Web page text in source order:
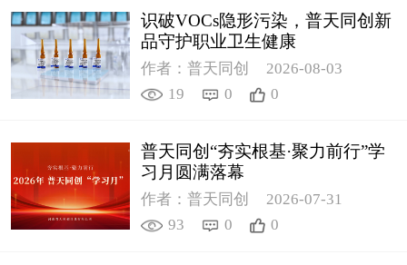
识破VOCs隐形污染，普天同创新
品守护职业卫生健康
作者：普天同创
2026-08-03
19
0 0
普天同创“夯实根基·聚力前行”学
习月圆满落幕
作者：普天同创
2026-07-31
93
0 0